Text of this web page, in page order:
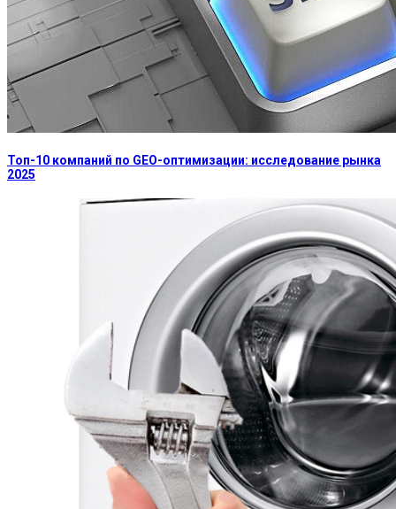
Топ-10 компаний по GEO-оптимизации: исследование рынка
2025